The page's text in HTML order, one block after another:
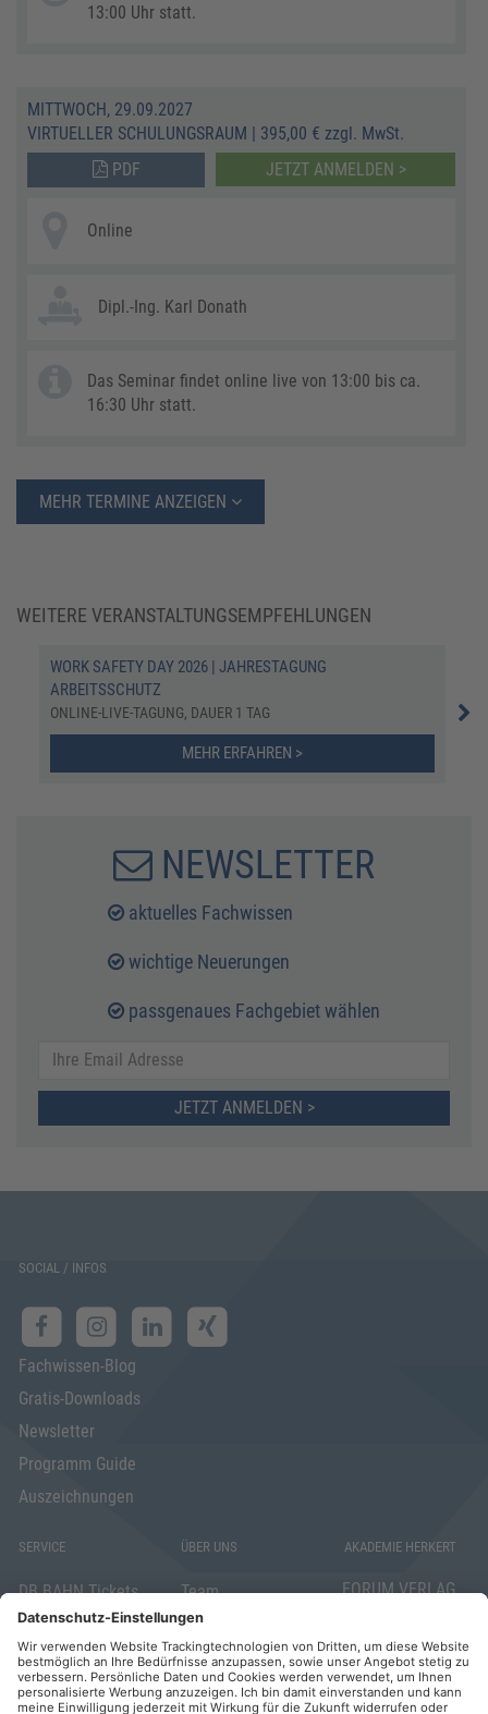
13:00 Uhr statt.
MITTWOCH, 29.09.2027
VIRTUELLER SCHULUNGSRAUM | 395,00 € zzgl. MwSt.
PDF
JETZT ANMELDEN >
Online
Dipl.-Ing. Karl Donath
Das Seminar findet online live von 13:00 bis ca.
16:30 Uhr statt.
MEHR TERMINE ANZEIGEN
WEITERE VERANSTALTUNGSEMPFEHLUNGEN
WORK SAFETY DAY 2026 | JAHRESTAGUNG
ARBEITSSCHUTZ
ONLINE-LIVE-TAGUNG, DAUER 1 TAG
MEHR ERFAHREN >
NEWSLETTER
aktuelles Fachwissen
wichtige Neuerungen
passgenaues Fachgebiet wählen
JETZT ANMELDEN >
SOCIAL / INFOS
Fachwissen-Blog
Gratis-Downloads
Newsletter
Programm Guide
Auszeichnungen
SERVICE
DB BAHN Tickets
Veranstaltungsunterlagen
Abo kündigen
Widerrufsrecht
ÜBER UNS
Team
Die AKADEMIE
HERKERT
FORUM VERLAG
HERKERT
AKADEMIE HERKERT
FORUM VERLAG
18
86504 Merching
Telefon: +49